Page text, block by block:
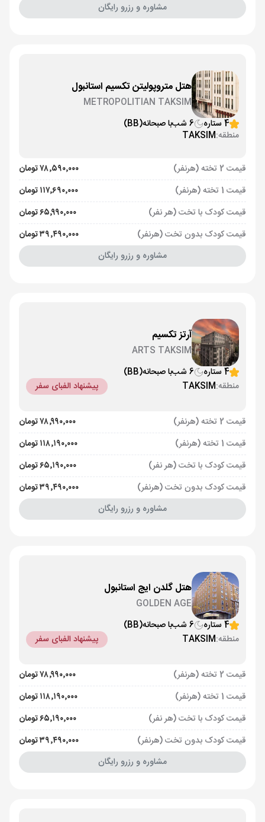
مشاوره و رزرو رایگان
هتل متروپولیتن تکسیم استانبول
METROPOLITIAN TAKSIM
4 ستاره
6 شب با صبحانه(BB)
منطقه:TAKSIM
قیمت 2 تخته (هرنفر)
۷۸٬۵۹۰٬۰۰۰ تومان
قیمت 1 تخته (هرنفر)
۱۱۷٬۶۹۰٬۰۰۰ تومان
قیمت کودک با تخت (هر نفر)
۶۵٬۹۹۰٬۰۰۰ تومان
قیمت کودک بدون تخت (هرنفر)
۳۹٬۴۹۰٬۰۰۰ تومان
مشاوره و رزرو رایگان
آرتز تکسیم
ARTS TAKSIM
4 ستاره
6 شب با صبحانه(BB)
منطقه:TAKSIM پیشنهاد الفبای سفر
قیمت 2 تخته (هرنفر)
۷۸٬۹۹۰٬۰۰۰ تومان
قیمت 1 تخته (هرنفر)
۱۱۸٬۱۹۰٬۰۰۰ تومان
قیمت کودک با تخت (هر نفر)
۶۵٬۱۹۰٬۰۰۰ تومان
قیمت کودک بدون تخت (هرنفر)
۳۹٬۴۹۰٬۰۰۰ تومان
مشاوره و رزرو رایگان
هتل گلدن ایج استانبول
GOLDEN AGE
4 ستاره
6 شب با صبحانه(BB)
منطقه:TAKSIM پیشنهاد الفبای سفر
قیمت 2 تخته (هرنفر)
۷۸٬۹۹۰٬۰۰۰ تومان
قیمت 1 تخته (هرنفر)
۱۱۸٬۱۹۰٬۰۰۰ تومان
قیمت کودک با تخت (هر نفر)
۶۵٬۱۹۰٬۰۰۰ تومان
قیمت کودک بدون تخت (هرنفر)
۳۹٬۴۹۰٬۰۰۰ تومان
مشاوره و رزرو رایگان